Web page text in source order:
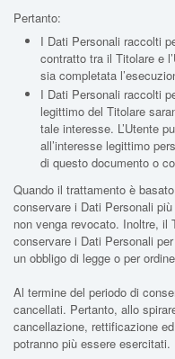
Pertanto:
I Dati Personali raccolti
contratto tra il Titolare e
sia completata
I Dati Personali raccolti
legittimo del Titolare
tale interesse. L’Utente
all’interesse legittimo
di questo documento o
Quando il trattamento è
conservare i Dati Personali
non venga revocato. Inoltre, il
conservare i Dati Personali
un obbligo di legge o per
Al termine del periodo di
cancellati. Pertanto, allo
cancellazione, rettificazione
potranno più essere esercitati.